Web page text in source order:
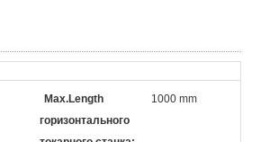
Max.Length
горизонтального
1000 mm